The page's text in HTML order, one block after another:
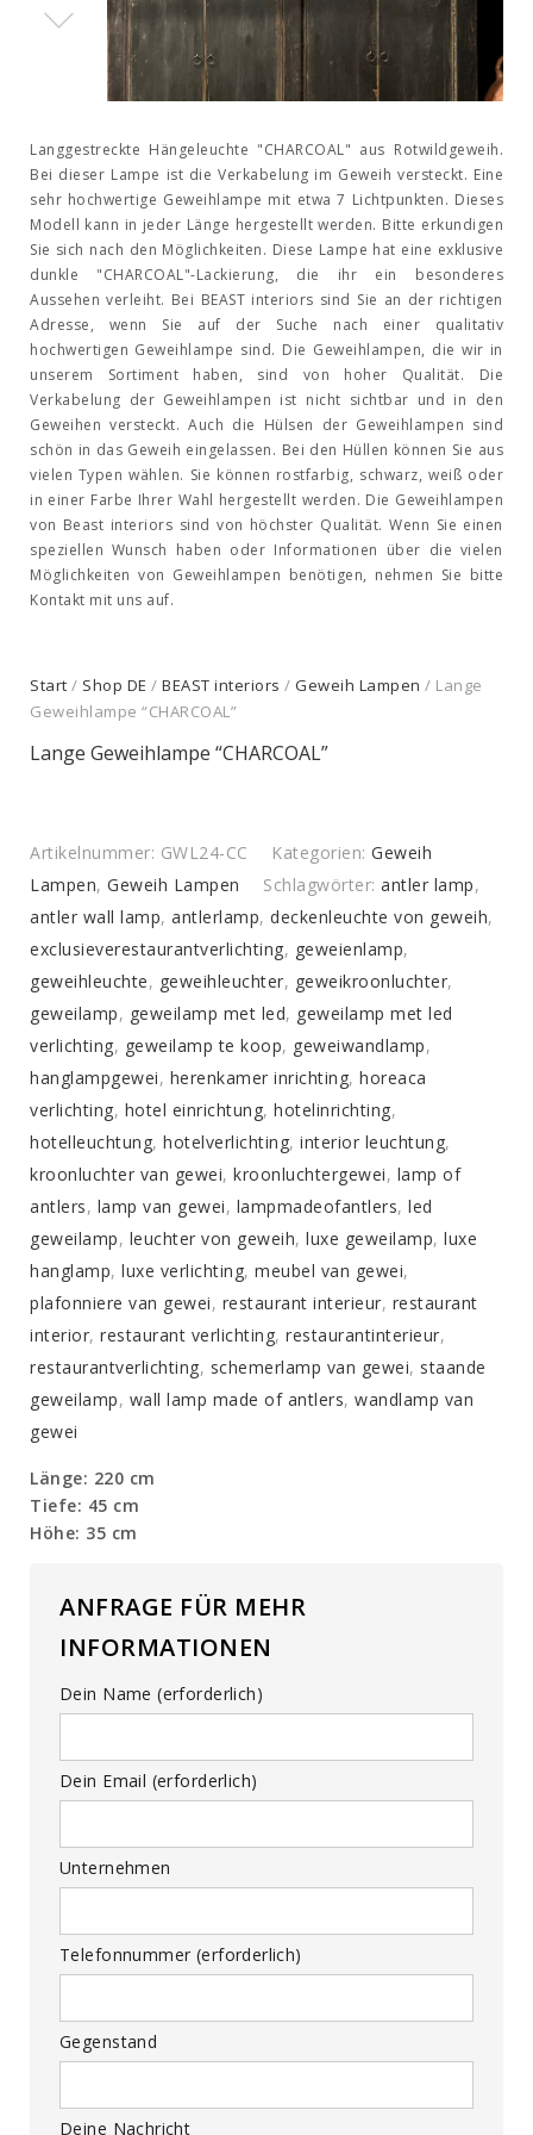
Langgestreckte Hängeleuchte "CHARCOAL" aus Rotwildgeweih.
Bei dieser Lampe ist die Verkabelung im Geweih versteckt. Eine
sehr hochwertige Geweihlampe mit etwa 7 Lichtpunkten. Dieses
Modell kann in jeder Länge hergestellt werden. Bitte erkundigen
Sie sich nach den Möglichkeiten. Diese Lampe hat eine exklusive
dunkle "CHARCOAL"-Lackierung, die ihr ein besonderes
Aussehen verleiht. Bei BEAST interiors sind Sie an der richtigen
Adresse, wenn Sie auf der Suche nach einer qualitativ
hochwertigen Geweihlampe sind. Die Geweihlampen, die wir in
unserem Sortiment haben, sind von hoher Qualität. Die
Verkabelung der Geweihlampen ist nicht sichtbar und in den
Geweihen versteckt. Auch die Hülsen der Geweihlampen sind
schön in das Geweih eingelassen. Bei den Hüllen können Sie aus
vielen Typen wählen. Sie können rostfarbig, schwarz, weiß oder
in einer Farbe Ihrer Wahl hergestellt werden. Die Geweihlampen
von Beast interiors sind von höchster Qualität. Wenn Sie einen
speziellen Wunsch haben oder Informationen über die vielen
Möglichkeiten von Geweihlampen benötigen, nehmen Sie bitte
Kontakt mit uns auf.
Start / Shop DE / BEAST interiors / Geweih Lampen / Lange
Geweihlampe “CHARCOAL”
Lange Geweihlampe “CHARCOAL”
Artikelnummer: GWL24-CC Kategorien: Geweih
Lampen, Geweih Lampen Schlagwörter: antler lamp,
antler wall lamp, antlerlamp, deckenleuchte von geweih,
exclusieverestaurantverlichting, geweienlamp,
geweihleuchte, geweihleuchter, geweikroonluchter,
geweilamp, geweilamp met led, geweilamp met led
verlichting, geweilamp te koop, geweiwandlamp,
hanglampgewei, herenkamer inrichting, horeaca
verlichting, hotel einrichtung, hotelinrichting,
hotelleuchtung, hotelverlichting, interior leuchtung,
kroonluchter van gewei, kroonluchtergewei, lamp of
antlers, lamp van gewei, lampmadeofantlers, led
geweilamp, leuchter von geweih, luxe geweilamp, luxe
hanglamp, luxe verlichting, meubel van gewei,
plafonniere van gewei, restaurant interieur, restaurant
interior, restaurant verlichting, restaurantinterieur,
restaurantverlichting, schemerlamp van gewei, staande
geweilamp, wall lamp made of antlers, wandlamp van
gewei
Länge: 220 cm
Tiefe: 45 cm
Höhe: 35 cm
ANFRAGE FÜR MEHR
INFORMATIONEN
Dein Name (erforderlich)
Dein Email (erforderlich)
Unternehmen
Telefonnummer (erforderlich)
Gegenstand
Deine Nachricht